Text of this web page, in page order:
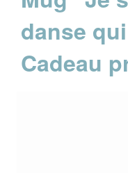
danse
Cadeau